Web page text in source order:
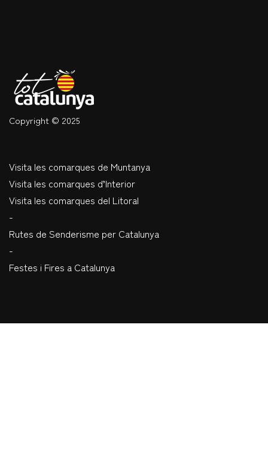
Copyright © 2025
Visita les comarques de Muntanya
Visita les comarques d’Interior
Visita les comarques del Litoral
-
Rutes de Senderisme per Catalunya
-
Festes i Fires a Catalunya